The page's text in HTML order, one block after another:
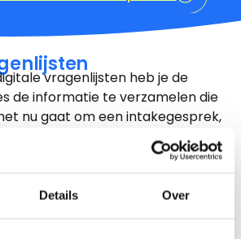
Details Over
vragenlijsten heb je de
de informatie te verzamelen die
nu gaat om een intakegesprek,
of andere specifieke gegevens,
volledig aanpassen aan jouw
informatie komt vanuit de
de juiste plek in Rapasso,